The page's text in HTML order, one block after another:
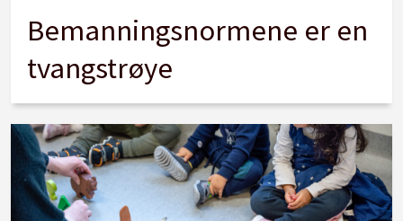
Bemanningsnormene er en
tvangstrøye